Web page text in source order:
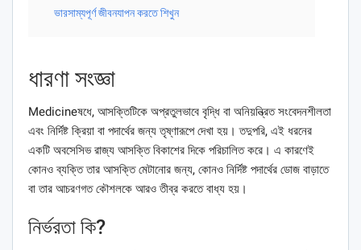
ভারসাম্যপূর্ণ জীবনযাপন করতে শিখুন
ধারণা সংজ্ঞা
Medicineষধে, আসক্তিটিকে অপ্রতুলভাবে বৃদ্ধি বা অনিয়ন্ত্রিত সংবেদনশীলতা
এবং নির্দিষ্ট ক্রিয়া বা পদার্থের জন্য তৃষ্ণারূপে দেখা হয়। তদুপরি, এই ধরনের
একটি অবসেসিভ রাজ্য আসক্তি বিকাশের দিকে পরিচালিত করে। এ কারণেই
কোনও ব্যক্তি তার আসক্তি মেটানোর জন্য, কোনও নির্দিষ্ট পদার্থের ডোজ বাড়াতে
বা তার আচরণগত কৌশলকে আরও তীব্র করতে বাধ্য হয়।
নির্ভরতা কি?